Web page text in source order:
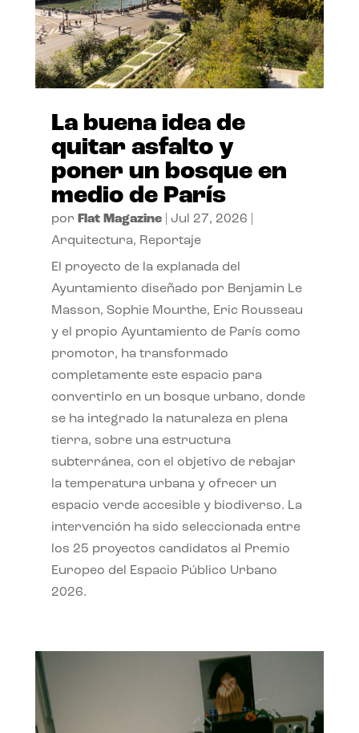
La buena idea de
quitar asfalto y
poner un bosque en
medio de París
por Flat Magazine| Jul 27, 2026
Arquitectura, Reportaje
El proyecto de la explanada del
Ayuntamiento diseñado por Benjamin Le
Masson, Sophie Mourthe, Eric Rousseau
y el propio Ayuntamiento de París como
promotor, ha transformado
completamente este espacio para
convertirlo en un bosque urbano, donde
se ha integrado la naturaleza en plena
tierra, sobre una estructura
subterránea, con el objetivo de rebajar
la temperatura urbana y ofrecer un
espacio verde accesible y biodiverso. La
intervención ha sido seleccionada entre
los 25 proyectos candidatos al Premio
Europeo del Espacio Público Urbano
2026.